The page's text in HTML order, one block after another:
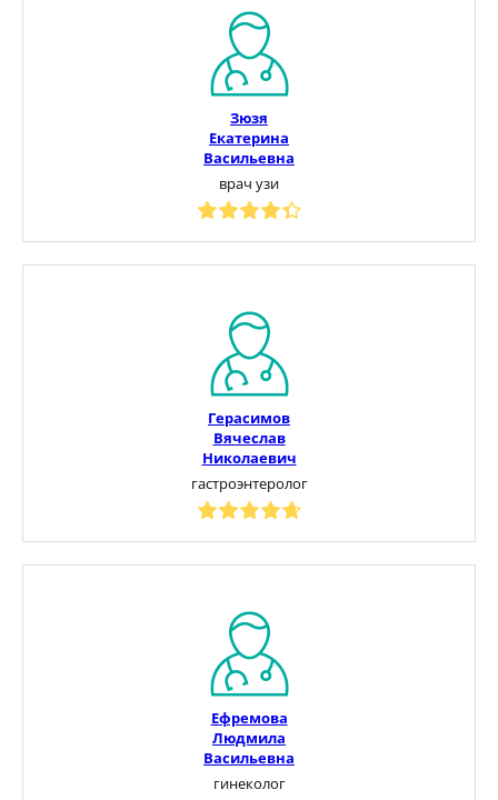
Зюзя
Екатерина
Васильевна
врач узи
Герасимов
Вячеслав
Николаевич
гастроэнтеролог
Ефремова
Людмила
Васильевна
гинеколог